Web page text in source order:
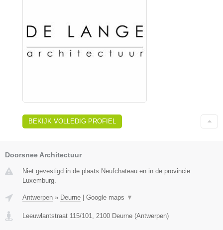
BEKIJK VOLLEDIG PROFIEL
Doorsnee Architectuur
Niet gevestigd in de plaats Neufchateau en in de provincie
Luxemburg.
Antwerpen » Deurne Google maps ▼
Leeuwlantstraat 115/101, 2100 Deurne (Antwerpen)